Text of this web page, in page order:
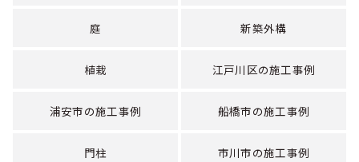
庭 新築外構
植栽 江戸川区の施工事例
浦安市の施工事例 船橋市の施工事例
門柱 市川市の施工事例